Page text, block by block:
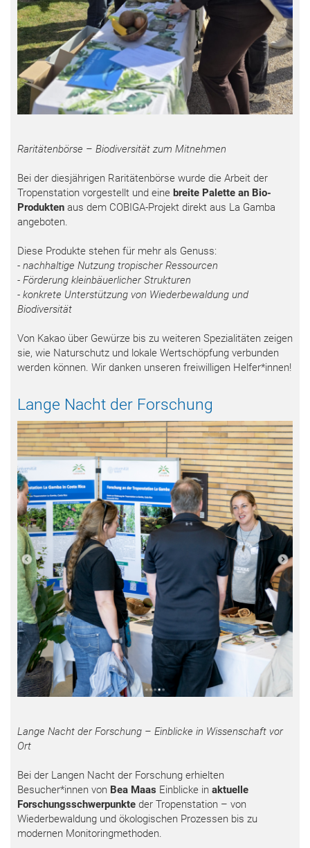
Raritätenbörse – Biodiversität zum Mitnehmen
Bei der diesjährigen Raritätenbörse wurde die Arbeit der
Tropenstation vorgestellt und eine breite Palette an Bio-
Produkten aus dem COBIGA-Projekt direkt aus La Gamba
angeboten.
Diese Produkte stehen für mehr als Genuss:
- nachhaltige Nutzung tropischer Ressourcen
- Förderung kleinbäuerlicher Strukturen
- konkrete Unterstützung von Wiederbewaldung und
Biodiversität
Von Kakao über Gewürze bis zu weiteren Spezialitäten zeigen
sie, wie Naturschutz und lokale Wertschöpfung verbunden
werden können. Wir danken unseren freiwilligen Helfer*innen!
Lange Nacht der Forschung
Lange Nacht der Forschung – Einblicke in Wissenschaft vor
Ort
Bei der Langen Nacht der Forschung erhielten
Besucher*innen von Bea Maas Einblicke in aktuelle
Forschungsschwerpunkte der Tropenstation – von
Wiederbewaldung und ökologischen Prozessen bis zu
modernen Monitoringmethoden.